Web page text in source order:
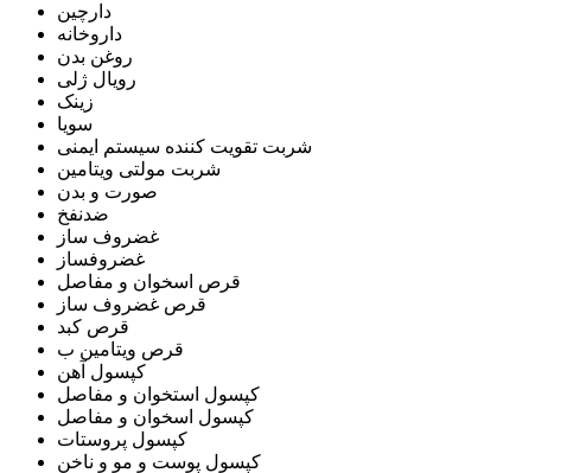
دارچین
داروخانه
روغن بدن
رویال ژلی
زینک
سویا
شربت تقویت کننده سیستم ایمنی
شربت مولتی ویتامین
صورت و بدن
ضدنفخ
غضروف ساز
غضروفساز
قرص اسخوان و مفاصل
قرص غضروف ساز
قرص کبد
قرص ویتامین ب
کپسول آهن
کپسول استخوان و مفاصل
کپسول اسخوان و مفاصل
کپسول پروستات
کپسول پوست و مو و ناخن